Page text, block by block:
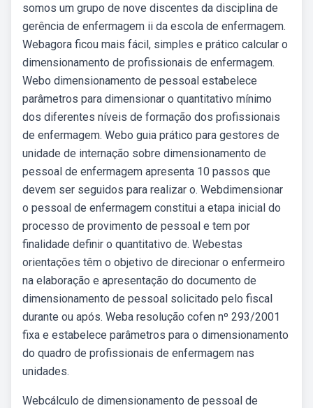
somos um grupo de nove discentes da disciplina de
gerência de enfermagem ii da escola de enfermagem.
Webagora ficou mais fácil, simples e prático calcular o
dimensionamento de profissionais de enfermagem.
Webo dimensionamento de pessoal estabelece
parâmetros para dimensionar o quantitativo mínimo
dos diferentes níveis de formação dos profissionais
de enfermagem. Webo guia prático para gestores de
unidade de internação sobre dimensionamento de
pessoal de enfermagem apresenta 10 passos que
devem ser seguidos para realizar o. Webdimensionar
o pessoal de enfermagem constitui a etapa inicial do
processo de provimento de pessoal e tem por
finalidade definir o quantitativo de. Webestas
orientações têm o objetivo de direcionar o enfermeiro
na elaboração e apresentação do documento de
dimensionamento de pessoal solicitado pelo fiscal
durante ou após. Weba resolução cofen nº 293/2001
fixa e estabelece parâmetros para o dimensionamento
do quadro de profissionais de enfermagem nas
unidades.
Webcálculo de dimensionamento de pessoal de